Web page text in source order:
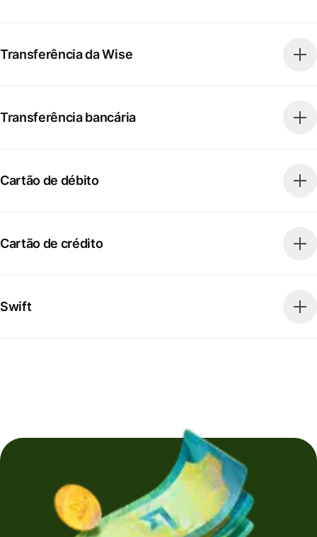
Transferência da Wise
Transferência bancária
Cartão de débito
Cartão de crédito
Swift